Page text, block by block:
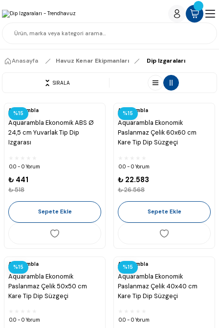
Anasayfa Havuz Kenar Ekipmanları Dip Izgaraları
SIRALA
%15
Aquarambla
Aquarambla Ekonomik ABS Ø
24,5 cm Yuvarlak Tip Dip
Izgarası
0.0 - 0 Yorum
₺ 441
₺ 518
Sepete Ekle
%15
Aquarambla
Aquarambla Ekonomik
Paslanmaz Çelik 60x60 cm
Kare Tip Dip Süzgeçi
0.0 - 0 Yorum
₺ 22.583
₺ 26.568
Sepete Ekle
%15
Aquarambla
Aquarambla Ekonomik
Paslanmaz Çelik 50x50 cm
Kare Tip Dip Süzgeçi
0.0 - 0 Yorum
%15
Aquarambla
Aquarambla Ekonomik
Paslanmaz Çelik 40x40 cm
Kare Tip Dip Süzgeçi
0.0 - 0 Yorum